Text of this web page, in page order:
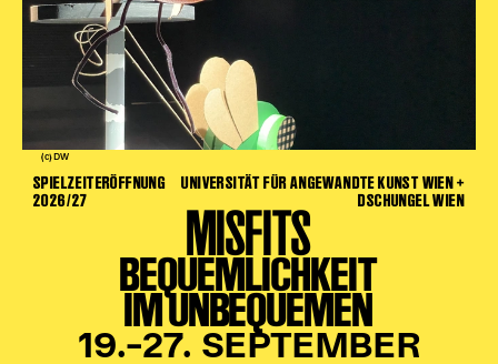
(c) DW
SPIELZEITERÖFFNUNG
2026/27
UNIVERSITÄT FÜR ANGEWANDTE KUNST WIEN +
DSCHUNGEL WIEN
MISFITS
BEQUEMLICHKEIT
IM UNBEQUEMEN
19.–27. SEPTEMBER